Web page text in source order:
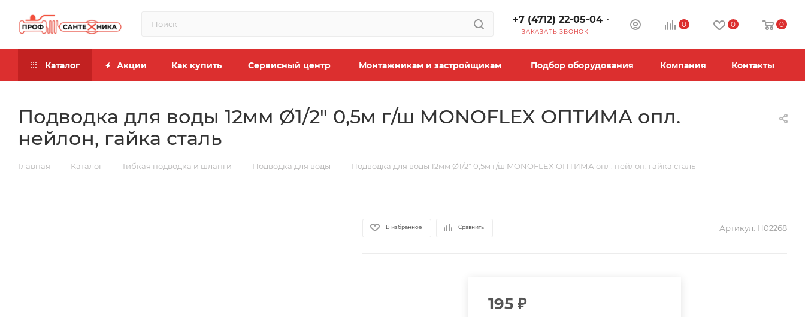
+7 (4712) 22-05-04
ЗАКАЗАТЬ ЗВОНОК
0 0 0
Каталог Акции Как купить Сервисный центр Монтажникам и застройщикам Подбор оборудования Компания Контакты
Подводка для воды 12мм Ø1/2" 0,5м г/ш MONOFLEX ОПТИМА опл.
нейлон, гайка сталь
Главная — Каталог — Гибкая подводка и шланги — Подводка для воды — Подводка для воды 12мм Ø1/2" 0,5м г/ш MONOFLEX ОПТИМА опл. нейлон, гайка сталь
В избранное Сравнить Артикул: Н02268
195 ₽